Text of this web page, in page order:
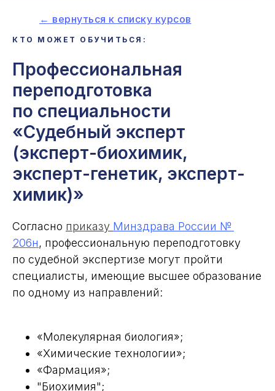
i
← вернуться к списку курсов
КТО МОЖЕТ ОБУЧИТЬСЯ:
Профессиональная
переподготовка
по специальности
«Судебный эксперт
(эксперт-биохимик,
эксперт-генетик, эксперт-
химик)»
Согласно приказу Минздрава России №
206н, профессиональную переподготовку
по судебной экспертизе могут пройти
специалисты, имеющие высшее образование
по одному из направлений:
«Молекулярная биология»;
«Химические технологии»;
«Фармация»;
"Биохимия";